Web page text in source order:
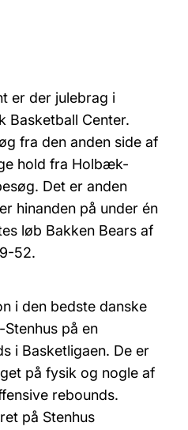
er der julebrag i
Basketball Center.
fra den anden side af
hold fra Holbæk-
Det er anden
hinanden på under én
løb Bakken Bears af
52.
i den bedste danske
på en
i Basketligaen. De er
på fysik og nogle af
rebounds.
på Stenhus